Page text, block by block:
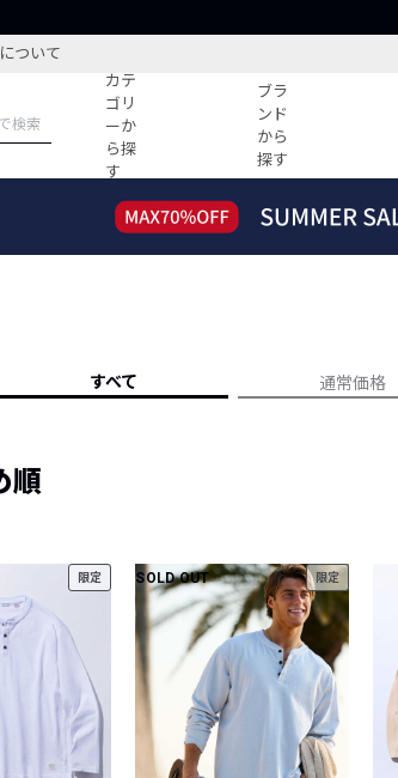
ついて
カテ
ゴリ
ーか
ら探
す
ブラ
ンド
から
探す
すすめコーディネート
すべての記事
新ブランドご紹介！
レコメンドアイテム
ピックアップアイテム
フォーカスブランド
セールおすすめアイテム
人気アイテム TOP 15
すべて 通常価格
順
限定 SOLD OUT 限定